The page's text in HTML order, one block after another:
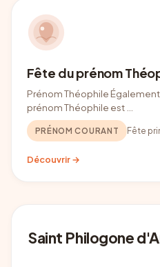
Fête du prénom
Prénom Théophile
prénom Théophile est …
PRÉNOM COURANT Fête
Découvrir →
Saint Philogone